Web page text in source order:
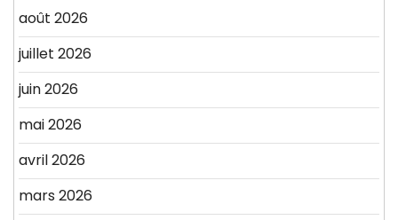
août 2026
juillet 2026
juin 2026
mai 2026
avril 2026
mars 2026